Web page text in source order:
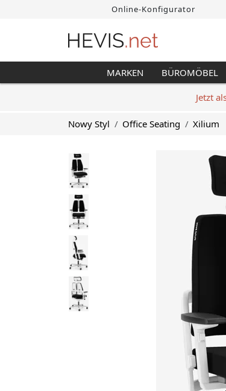
Online-Konfigurator
MARKEN BÜROMÖBEL
Jetzt
Nowy Styl Office Seating Xilium